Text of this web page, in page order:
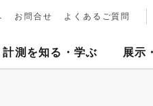
計測を知る・学ぶ 展示
お問合せ よくあるご質問